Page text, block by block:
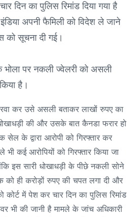
दिन का पुलिस रिमांड दिया गया है
अपनी फैमिली को विदेश ले जाने
को सूचना दी गई।
पर नकली ज्वेलरी को असली
है।
कर उसे असली बताकर लाखों रुपए का
की और उसके बात कैनडा फरार हो
सेल के द्वारा आरोपी को गिरफ्तार कर
कई आरोपियों को गिरफ्तार किया जा
इस सारी धोखाधड़ी के पीछे नकली सोने
को ही करोड़ों रुपए की चपत लगा दी और
में पेश कर चार दिन का पुलिस रिमांड
भी की जानी है मामले के जांच अधिकारी